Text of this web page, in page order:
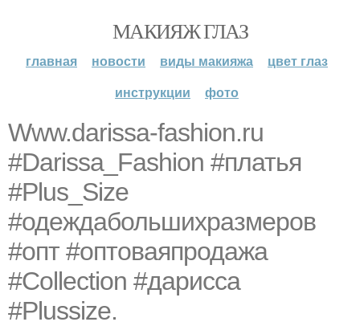
МАКИЯЖ ГЛАЗ
главная новости виды макияжа
цвет глаз
инструкции
фото
Www.darissa-fashion.ru
#Darissa_Fashion #платья
#Plus_Size
#одеждабольшихразмеров
#опт #оптоваяпродажа
#Collection #дарисса
#Plussize.